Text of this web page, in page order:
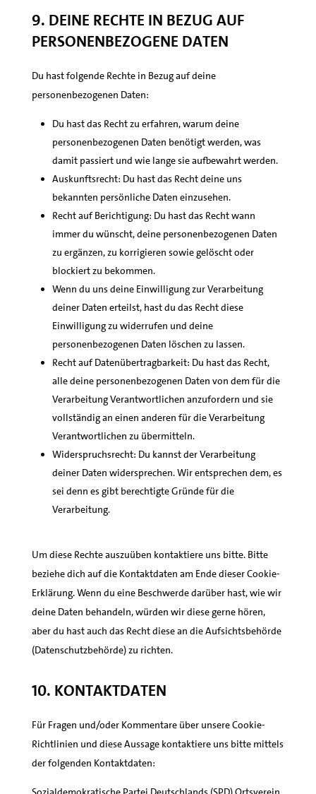
9. Deine Rechte in Bezug auf
personenbezogene Daten
Du hast folgende Rechte in Bezug auf deine
personenbezogenen Daten:
Du hast das Recht zu erfahren, warum deine
personenbezogenen Daten benötigt werden, was
damit passiert und wie lange sie aufbewahrt werden.
Auskunftsrecht: Du hast das Recht deine uns
bekannten persönliche Daten einzusehen.
Recht auf Berichtigung: Du hast das Recht wann
immer du wünscht, deine personenbezogenen Daten
zu ergänzen, zu korrigieren sowie gelöscht oder
blockiert zu bekommen.
Wenn du uns deine Einwilligung zur Verarbeitung
deiner Daten erteilst, hast du das Recht diese
Einwilligung zu widerrufen und deine
personenbezogenen Daten löschen zu lassen.
Recht auf Datenübertragbarkeit: Du hast das Recht,
alle deine personenbezogenen Daten von dem für die
Verarbeitung Verantwortlichen anzufordern und sie
vollständig an einen anderen für die Verarbeitung
Verantwortlichen zu übermitteln.
Widerspruchsrecht: Du kannst der Verarbeitung
deiner Daten widersprechen. Wir entsprechen dem, es
sei denn es gibt berechtigte Gründe für die
Verarbeitung.
Um diese Rechte auszuüben kontaktiere uns bitte. Bitte
beziehe dich auf die Kontaktdaten am Ende dieser Cookie-
Erklärung. Wenn du eine Beschwerde darüber hast, wie wir
deine Daten behandeln, würden wir diese gerne hören,
aber du hast auch das Recht diese an die Aufsichtsbehörde
(Datenschutzbehörde) zu richten.
10. Kontaktdaten
Für Fragen und/oder Kommentare über unsere Cookie-
Richtlinien und diese Aussage kontaktiere uns bitte mittels
der folgenden Kontaktdaten: